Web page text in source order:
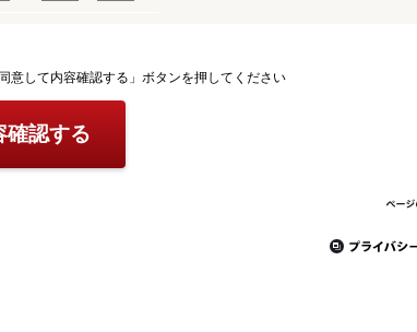
意して内容確認する」ボタンを押してください
確認する